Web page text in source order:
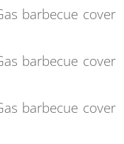
barbecue cover
barbecue cover
barbecue cover